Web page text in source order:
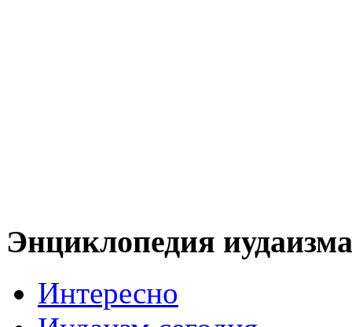
Энциклопедия иудаизма
Интересно